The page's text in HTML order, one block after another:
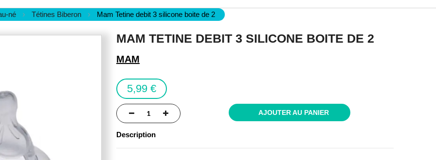
né Tétines Biberon Mam Tetine debit 3 silicone boite de 2
MAM TETINE DEBIT 3 SILICONE BOITE DE 2
MAM
5,99 €
AJOUTER AU PANIER
Description